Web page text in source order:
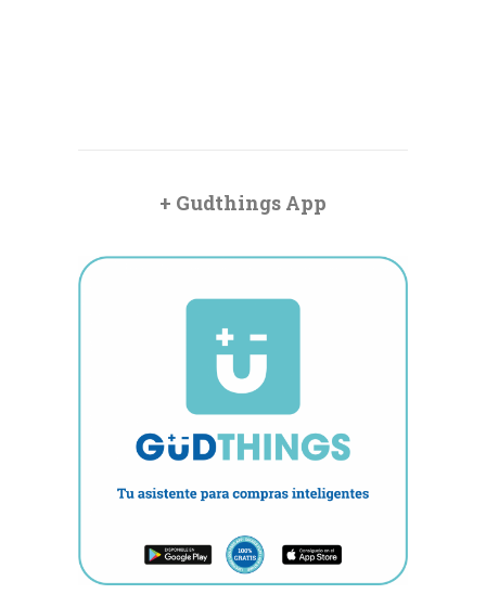
+ Gudthings App